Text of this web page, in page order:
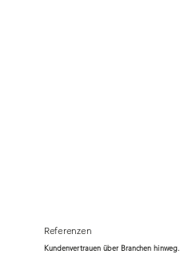
Referenzen
Kundenvertrauen über Branchen hinweg.